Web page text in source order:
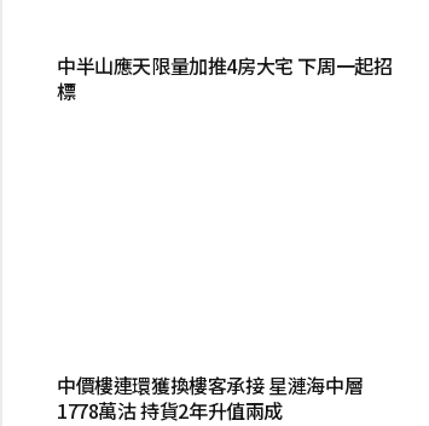
中半山應天限量加推4房大宅 下周一起招
標
中價樓連環獲換樓客承接 星漣海中層
1778萬沽 持貨2年升值兩成